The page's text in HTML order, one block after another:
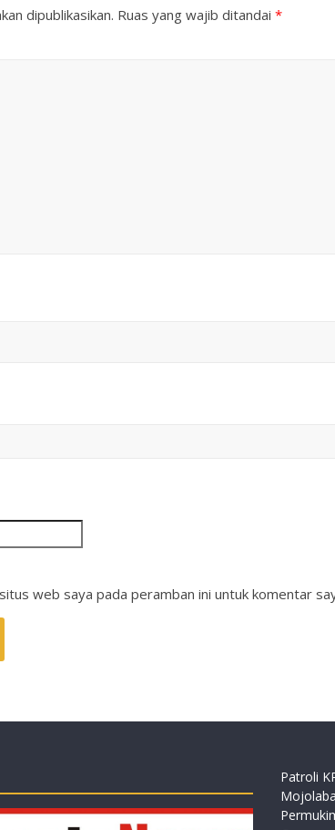
dipublikasikan. Ruas yang wajib ditandai *
web saya pada peramban ini untuk komentar
Patroli